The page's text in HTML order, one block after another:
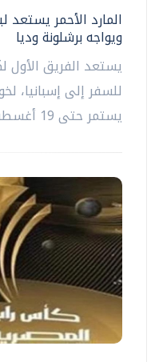
المارد الأحمر
ويواجه برشلونة وديا
يستعد الفريق الأول
للسفر إلى إسبانيا،
يستمر حتى 19 أغسطس، ضمن التحضيرات...